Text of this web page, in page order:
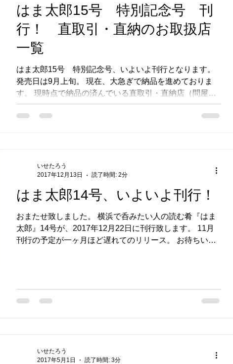
はま太郎15号 特別記念号 刊
行！ 直取引・直納のお取扱店
一覧
はま太郎15号 特別記念号、いよいよ刊行となります。
発売日は9月上旬。 現在、大急ぎで納品を進めておりま
す。 現時点で納品の済んでいる直取引・直納店（問屋さ
んを経由せず納品しているお店）は下記となります。 ま
た、下記以外でも全国の新刊書店にてお取り寄せができ
はま太郎14号、いよいよ刊行！
おまたせ致しました。 横浜で呑みたい人の読む肴『はま
太郎』14号が、2017年12月22日に刊行致します。 11月
刊行の予定が一ヶ月ほど遅れてのリリース。 お待ちいた
いせたろう
2017年12月13日
読了時間: 2分
いせたろう
2017年5月1日
読了時間: 3分